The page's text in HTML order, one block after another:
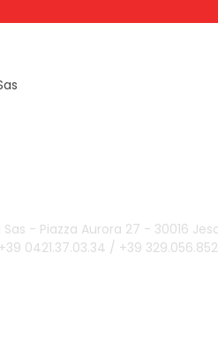
Sas - Piazza Aurora 27 - 30016
0421.37.03.34 / +39